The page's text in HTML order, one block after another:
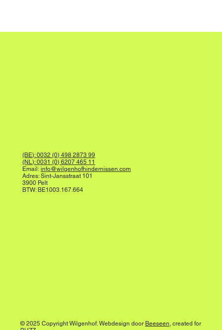
© 2025 Copyright Wilgenhof. Webdesign door Beeseen , created for
(BE): 0032 (0) 498 2873 99
(NL): 0031 (0) 6207 465 11
Email:info@wilgenhofhindernissen.com
Adres: Sint-Jansstraat 101
3900 Pelt
BTW: BE1003.167.664